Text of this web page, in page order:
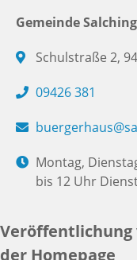
Gemeinde Salching
Schulstraße 2,
09426 381
Montag,
bis 12 Uhr
der Homepage